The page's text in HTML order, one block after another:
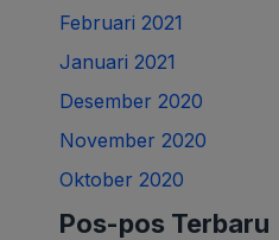
Februari 2021
Januari 2021
Desember 2020
November 2020
Oktober 2020
Pos-pos Terbaru